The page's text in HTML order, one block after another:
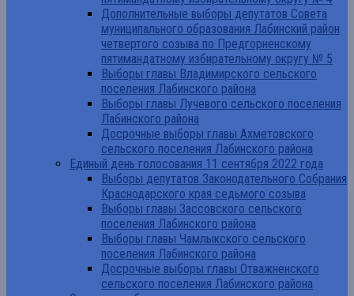
Дополнительные выборы депутатов Совета
муниципального образования Лабинский район
четвертого созыва по Предгорненскому
пятимандатному избирательному округу № 5
Выборы главы Владимирского сельского
поселения Лабинского района
Выборы главы Лучевого сельского поселения
Лабинского района
Досрочные выборы главы Ахметовского
сельского поселения Лабинского района
Единый день голосования 11 сентября 2022 года
Выборы депутатов Законодательного Собрания
Краснодарского края седьмого созыва
Выборы главы Зассовского сельского
поселения Лабинского района
Выборы главы Чамлыкского сельского
поселения Лабинского района
Досрочные выборы главы Отважненского
сельского поселения Лабинского района